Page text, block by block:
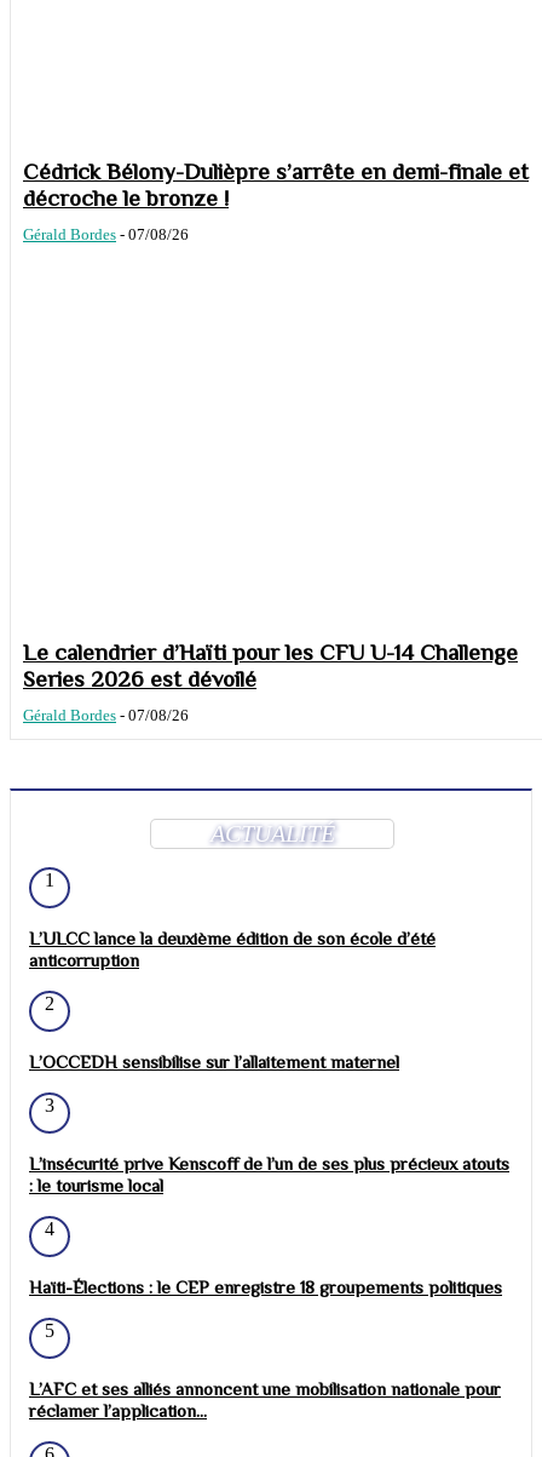
Cédrick Bélony-Dulièpre s’arrête en demi-finale et
décroche le bronze !
Gérald Bordes - 07/08/26
Le calendrier d’Haïti pour les CFU U-14 Challenge
Series 2026 est dévoilé
Gérald Bordes - 07/08/26
ACTUALITÉ
1
L’ULCC lance la deuxième édition de son école d’été
anticorruption
2
L’OCCEDH sensibilise sur l’allaitement maternel
3
L’insécurité prive Kenscoff de l’un de ses plus précieux atouts
: le tourisme local
4
Haïti-Élections : le CEP enregistre 18 groupements politiques
5
L’AFC et ses alliés annoncent une mobilisation nationale pour
réclamer l’application...